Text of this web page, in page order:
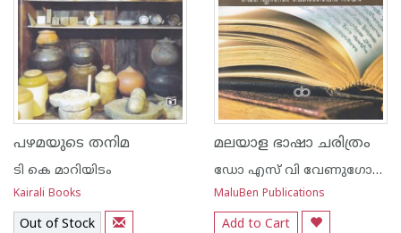
പഴമയുടെ തനിമ
ടി കെ മാറിയിടം
Kairali Books
Out of Stock
മലയാള ഭാഷാ ചരിത്രം
ഡോ എസ് വി വേണുഗോപന്‍ നായര്‍
MaluBen Publications
Add to Cart